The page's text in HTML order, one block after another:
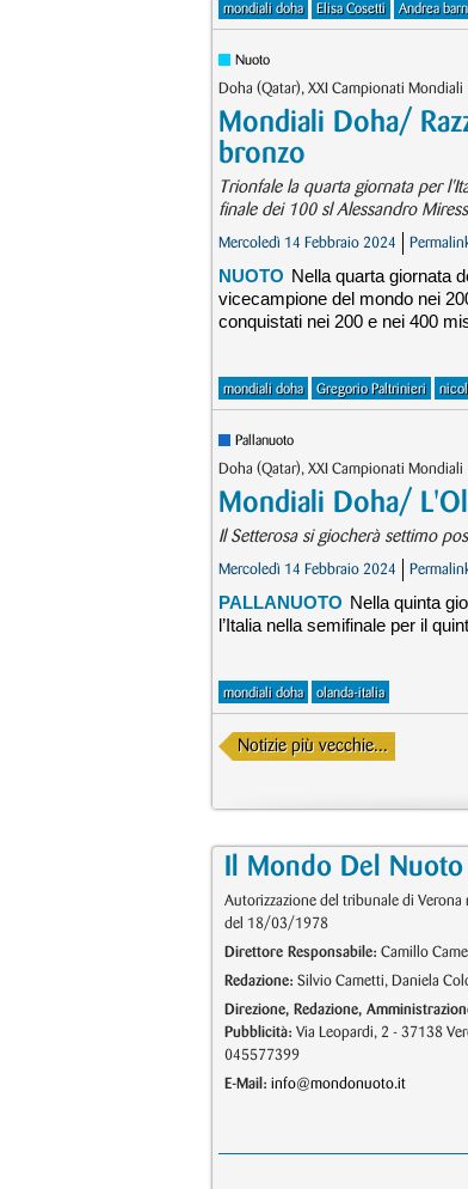
mondiali doha Elisa Cosetti Andrea
Nuoto
Doha (Qatar), XXI Campionati Mondiali
Mondiali Doha/
bronzo
Trionfale la quarta giornata per
finale dei 100 sl Alessandro
Mercoledì 14 Febbraio 2024
NUOTO Nella quarta giornata
vicecampione del mondo nei
conquistati nei 200 e nei 400
mondiali doha Gregorio Paltrinieri
Pallanuoto
Doha (Qatar), XXI Campionati Mondiali
Mondiali Doha/
Il Setterosa si giocherà settimo
Mercoledì 14 Febbraio 2024
PALLANUOTO Nella quinta
l’Italia nella semifinale per il
mondiali doha olanda-italia
Notizie più vecchie...
Il Mondo Del Nuoto
Autorizzazione del tribunale di Verona
del 18/03/1978
Direttore Responsabile: Camillo
Redazione: Silvio Cametti, Daniela
Direzione, Redazione,
Pubblicità: Via Leopardi, 2 - 37138
045577399
E-Mail: info@mondonuoto.it